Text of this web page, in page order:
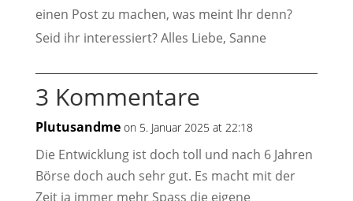
einen Post zu machen, was meint Ihr denn?
Seid ihr interessiert? Alles Liebe, Sanne
3 Kommentare
Plutusandme on 5. Januar 2025 at 22:18
Die Entwicklung ist doch toll und nach 6 Jahren
Börse doch auch sehr gut. Es macht mit der
Zeit ja immer mehr Spass die eigene